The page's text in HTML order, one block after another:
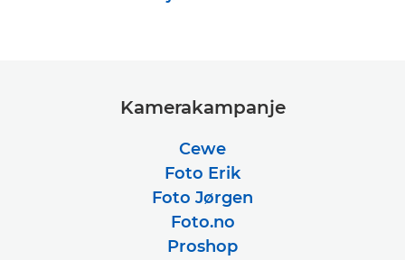
Kamerakampanje
Cewe
Foto Erik
Foto Jørgen
Foto.no
Proshop